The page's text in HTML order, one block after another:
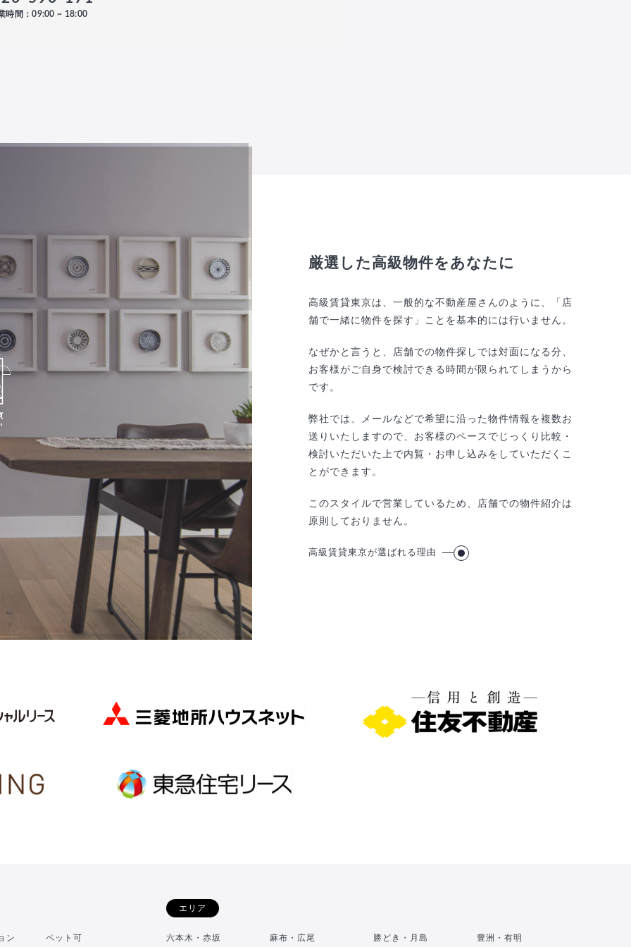
時間：09:00 ~ 18:00
厳選した高級物件をあなたに
高級賃貸東京は、一般的な不動産屋さんのように、「店
舗で一緒に物件を探す」ことを基本的には行いません。
なぜかと言うと、店舗での物件探しでは対面になる分、
お客様がご自身で検討できる時間が限られてしまうから
です。
弊社では、メールなどで希望に沿った物件情報を複数お
送りいたしますので、お客様のペースでじっくり比較・
検討いただいた上で内覧・お申し込みをしていただくこ
とができます。
このスタイルで営業しているため、店舗での物件紹介は
原則しておりません。
高級賃貸東京が選ばれる理由
ン ペット可
エリア
六本木・赤坂 麻布・広尾 勝どき・月島 豊洲・有明